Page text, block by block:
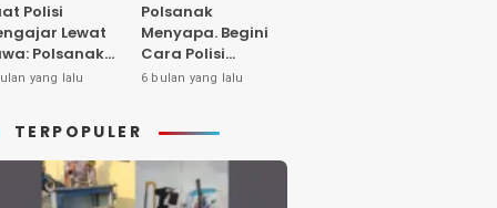
Polisi
Lewat
Polsanak
Sentuh
Dini
yang lalu
Polsanak
Menyapa. Begini
Cara Polisi
Mendekatkan
Sejak Usia Dini
6 bulan yang lalu
TERPOPULER